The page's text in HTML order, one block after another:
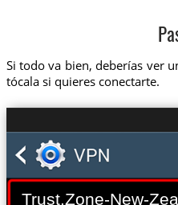
Si todo va bien, deberías ver
tócala si quieres conectarte.
Trust.Zone-New-